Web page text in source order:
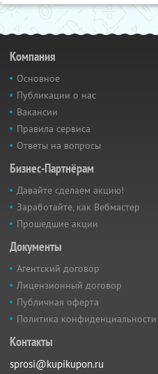
Компания
Основное
Публикации о нас
Вакансии
Правила сервиса
Ответы на вопросы
Бизнес-Партнёрам
Давайте сделаем акцию!
Заработайте, как Вебмастер
Прошедшие акции
Документы
Агентский договор
Лицензионный договор
Публичная оферта
Политика конфиденциальности
Контакты
sprosi@kupikupon.ru